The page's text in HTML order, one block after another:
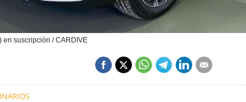
en suscripción / CARDIVE